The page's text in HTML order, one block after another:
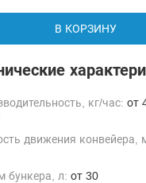
В КОРЗИНУ
кг/час: от
движения конвейера,
бункера, л: от 30